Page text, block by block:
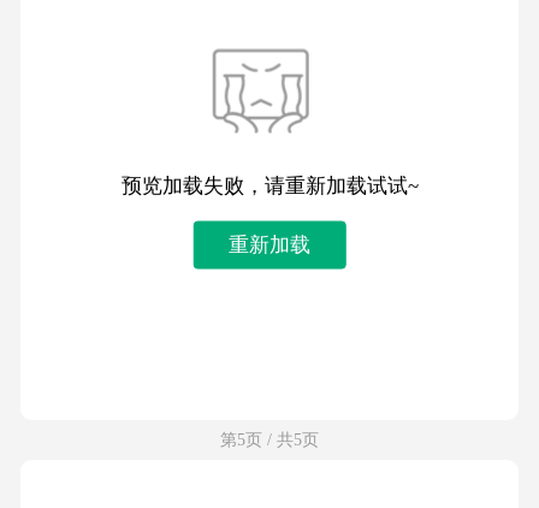
预览加载失败，请重新加载试试~
重新加载
第5页 / 共5页